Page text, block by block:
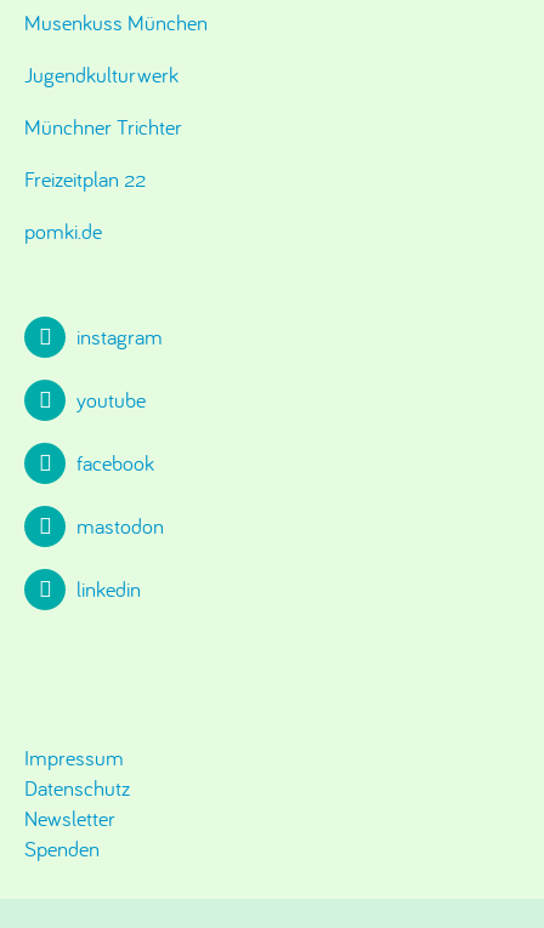
Musenkuss München
Jugendkulturwerk
Münchner Trichter
Freizeitplan 22
pomki.de
instagram
youtube
facebook
mastodon
linkedin
Impressum
Datenschutz
Newsletter
Spenden